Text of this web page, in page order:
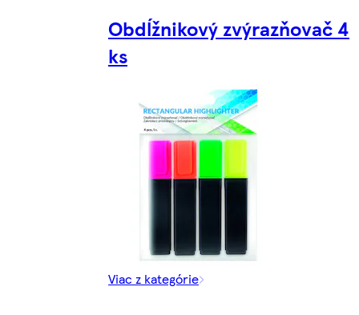
Obdĺžnikový zvýrazňovač 4
ks
Viac z kategórie